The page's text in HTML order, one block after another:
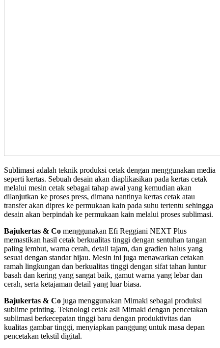
Sublimasi adalah teknik produksi cetak dengan menggunakan media
seperti kertas. Sebuah desain akan diaplikasikan pada kertas cetak
melalui mesin cetak sebagai tahap awal yang kemudian akan
dilanjutkan ke proses press, dimana nantinya kertas cetak atau
transfer akan dipres ke permukaan kain pada suhu tertentu sehingga
desain akan berpindah ke permukaan kain melalui proses sublimasi.
Bajukertas & Co menggunakan Efi Reggiani NEXT Plus
memastikan hasil cetak berkualitas tinggi dengan sentuhan tangan
paling lembut, warna cerah, detail tajam, dan gradien halus yang
sesuai dengan standar hijau. Mesin ini juga menawarkan cetakan
ramah lingkungan dan berkualitas tinggi dengan sifat tahan luntur
basah dan kering yang sangat baik, gamut warna yang lebar dan
cerah, serta ketajaman detail yang luar biasa.
Bajukertas & Co juga menggunakan Mimaki sebagai produksi
sublime printing. Teknologi cetak asli Mimaki dengan pencetakan
sublimasi berkecepatan tinggi baru dengan produktivitas dan
kualitas gambar tinggi, menyiapkan panggung untuk masa depan
pencetakan tekstil digital.